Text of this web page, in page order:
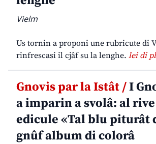
Vielm
Us tornin a proponi une rubricute di
rinfrescasi il cjâf su la lenghe. lei di
Gnovis par la Istât /I
a imparin a svolâ: al
edicule «Tal blu piturât
gnûf album di colorâ